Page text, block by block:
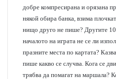
добре компресирана и орязана
някой обира банка, взима
нищо друго не пише? Другите 10
началото на играта не се ли
празните места по картата?
пише какво се случва. Кога се
трябва да помагат на маршала?